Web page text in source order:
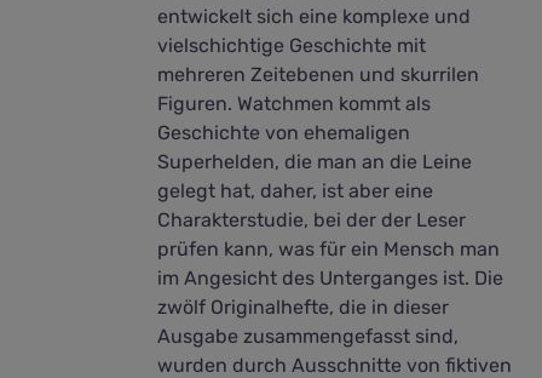
entwickelt sich eine komplexe und
vielschichtige Geschichte mit
mehreren Zeitebenen und skurrilen
Figuren. Watchmen kommt als
Geschichte von ehemaligen
Superhelden, die man an die Leine
gelegt hat, daher, ist aber eine
Charakterstudie, bei der der Leser
prüfen kann, was für ein Mensch man
im Angesicht des Unterganges ist. Die
zwölf Originalhefte, die in dieser
Ausgabe zusammengefasst sind,
wurden durch Ausschnitte von fiktiven